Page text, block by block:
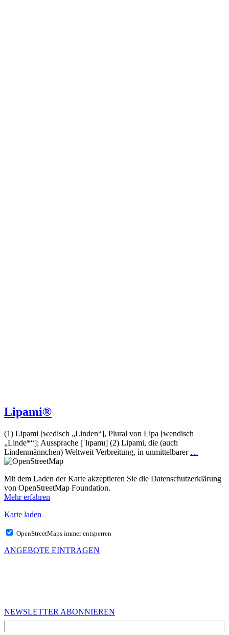
Lipami®
(1) Lipami [wedisch „Linden“], Plural von Lipa [wendisch
„Linde*“]; Aussprache [ˈlɪpamɪ] (2) Lipami, die (auch
Lindenmännchen) Weltweit Verbreitung, in unmittelbarer …
Mit dem Laden der Karte akzeptieren Sie die Datenschutzerklärung
von OpenStreetMap Foundation.
Mehr erfahren
Karte laden
OpenStreetMaps immer entsperren
ANGEBOTE EINTRAGEN
NEWSLETTER ABONNIEREN